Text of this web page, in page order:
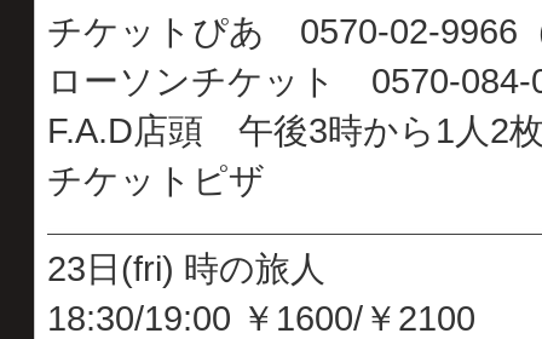
チケットぴあ 0570-02-9966
ローソンチケット 0570-084-
F.A.D店頭 午後3時から1人2
チケットピザ
23日(fri) 時の旅人
18:30/19:00 ￥1600/￥2100